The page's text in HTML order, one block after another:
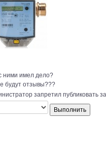
ними имел дело?
будут отзывы???
запретил публиковать